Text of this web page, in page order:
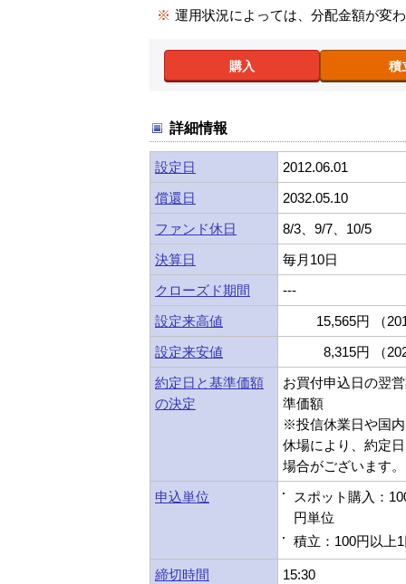
※ 運用状況によっては、分配金額が変
購入 積
詳細情報
設定日
2012.06.01
償還日
2032.05.10
ファンド休日
8/3、9/7、10/5
決算日
毎月10日
クローズド期間
---
設定来高値
15,565円 （
設定来安値
8,315円 （
約定日と基準価額
の決定
お買付申込日の翌
準価額
※投信休業日や国
休場により、約定
場合がございます。
申込単位
スポット購入：
円単位
積立：100円以上
締切時間
15:30